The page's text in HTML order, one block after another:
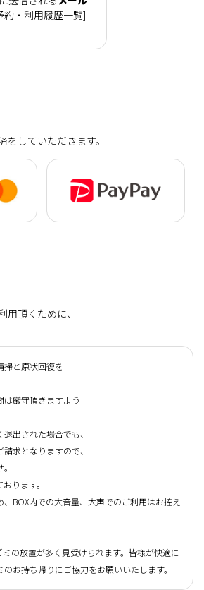
約・利用履歴一覧]
していただきます。
用頂くために、
掃と原状回復を
は厳守頂きますよう
出された場合でも、
求となりますので、
ります。
、BOX内での大音量、大声でのご利用はお控え
の放置が多く見受けられます。皆様が快適に
お持ち帰りにご協力をお願いいたします。